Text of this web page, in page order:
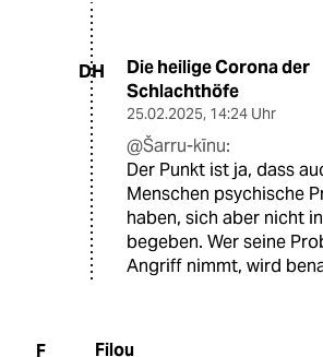
DH
Die heilige Corona der
Schlachthöfe
25.02.2025, 14:24 Uhr
@Šarru-kīnu:
Der Punkt ist ja, dass
Menschen psychische
haben, sich aber nicht
begeben. Wer seine
Angriff nimmt, wird
F Filou